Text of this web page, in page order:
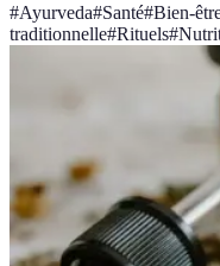
#Ayurveda#Santé#Bien-
traditionnelle#Rituels#